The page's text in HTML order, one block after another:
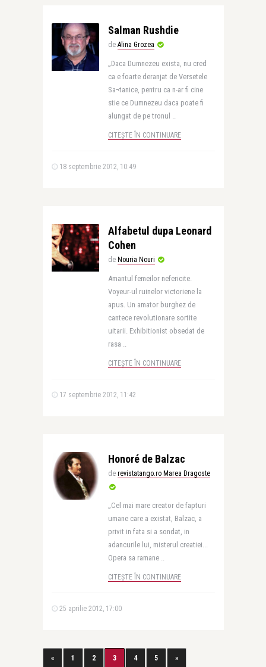
Salman Rushdie
de Alina Grozea
„Daca Dumnezeu exista, nu cred
ca e foarte deranjat de Versetele
Sa¬tanice, pentru ca n-ar fi cine
stie ce Dumnezeu daca poate fi
alungat de pe tronul ..
CITEȘTE ÎN CONTINUARE
18 septembrie 2012, 10:49
Alfabetul dupa Leonard
Cohen
de Nouria Nouri
Amantul femeilor nefericite.
Voyeur-ul ruinelor victoriene la
apus. Un amator burghez de
cantece revolutionare sortite
uitarii. Exhibitionist obsedat de
rasa ..
CITEȘTE ÎN CONTINUARE
17 septembrie 2012, 11:42
Honoré de Balzac
de revistatango.ro Marea Dragoste
„Cel mai mare creator de fapturi
umane care a existat, Balzac, a
privit in fata si a sondat, in
adancurile lui, misterul creatiei...
Opera sa ramane ..
CITEȘTE ÎN CONTINUARE
25 aprilie 2012, 17:00
« 1 2 3 4 5 »